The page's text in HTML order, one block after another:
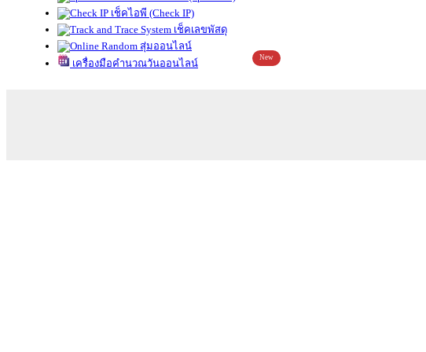
เช็คไอพี (Check IP)
เช็คเลขพัสดุ
สุ่มออนไลน์
เครื่องมือคำนวณวันออนไลน์
New